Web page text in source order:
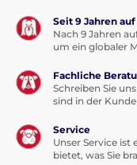
Seit 9 Jahren
Nach 9 Jahren
um ein globaler
Fachliche
Schreiben Sie
sind in der
Service
Unser Service ist
bietet, was Sie